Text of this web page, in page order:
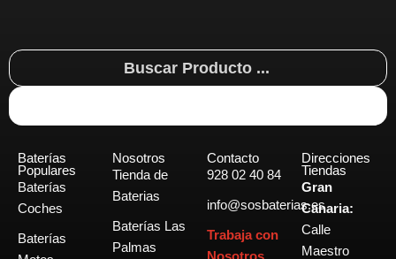
Search
...
Baterías
Populares
Baterías
Coches
Baterías
Nosotros
Tienda de
Baterias
Baterías Las
Palmas
Contacto
928 02 40 84
info@sosbaterias.es
Trabaja con
Nosotros
Direcciones
Tiendas
Gran
Canaria:
Calle
Maestro